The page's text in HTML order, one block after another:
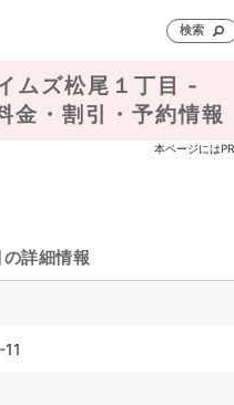
検索
ムズ松尾１丁目 -
金・割引・予約情報
本ページには
詳細情報